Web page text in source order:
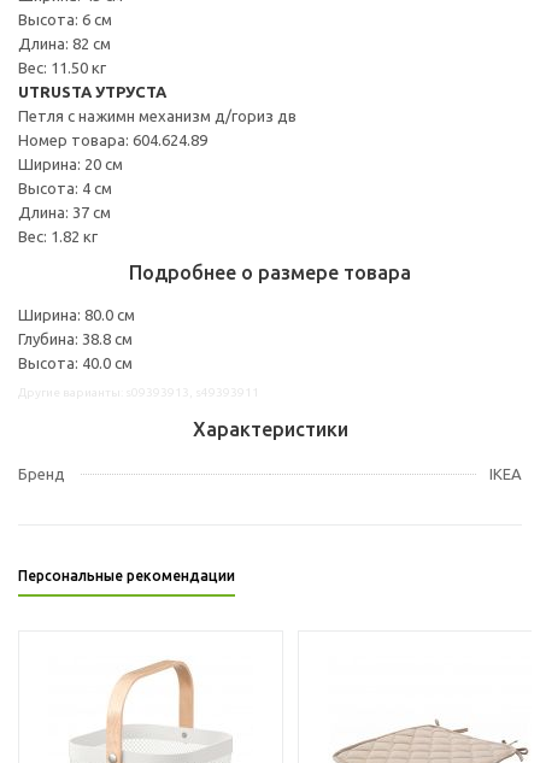
Высота: 6 см
Длина: 82 см
Вес: 11.50 кг
UTRUSTA УТРУСТА
Петля с нажимн механизм д/гориз дв
Номер товара: 604.624.89
Ширина: 20 см
Высота: 4 см
Длина: 37 см
Вес: 1.82 кг
Подробнее о размере товара
Ширина: 80.0 см
Глубина: 38.8 см
Высота: 40.0 см
Характеристики
Бренд IKEA
Персональные рекомендации